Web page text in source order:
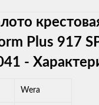
Plus 917
-
Wera